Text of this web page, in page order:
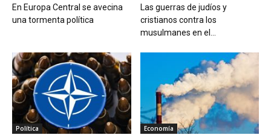
En Europa Central se avecina
una tormenta política
Las guerras de judíos y
cristianos contra los
musulmanes en el...
Política Economía